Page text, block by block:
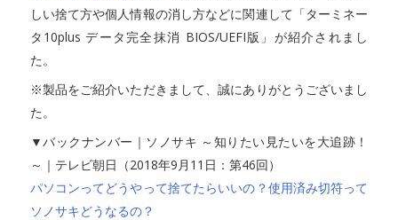
しい捨て方や個人情報の消し方などに関連して「ターミネー
タ10plus データ完全抹消 BIOS/UEFI版」が紹介されまし
た。
※製品をご紹介いただきまして、誠にありがとうございまし
た。
▼バックナンバー｜ソノサキ ～知りたい見たいを大追跡！
～｜テレビ朝日（2018年9月11日：第46回）
パソコンってどうやって捨てたらいいの？使用済み切符って
ソノサキどうなるの？